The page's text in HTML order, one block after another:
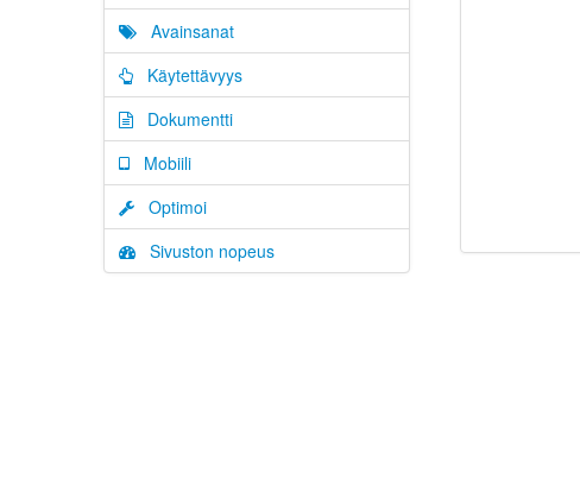
Avainsanat
Käytettävyys
Dokumentti
Mobiili
Optimoi
Sivuston nopeus